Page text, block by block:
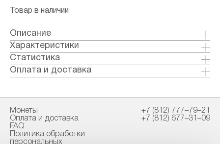
Товар в наличии
Описание
Информация о товаре
Эти великолепные золотые монеты
посвящены Году Лошади, седьмому из 12
животных, связанных с древним китайским
Особенности монеты:
Содержит 1 унцию золота 9999 пробы.
Каждая монета заключена в защитную
Характеристики
Металл: Золото
Страна: Австралия
Годы выпуска: 2026
Номинал: 100
Проба: 9999
Вес общий гр.: 31.1
Статистика
Оплата и доставка
Наличными в офисе
Способы доставки:
Монеты
Оплата и доставка
FAQ
Политика обработки
персональных
+7 (812) 777–79–21
+7 (812) 677–31–09